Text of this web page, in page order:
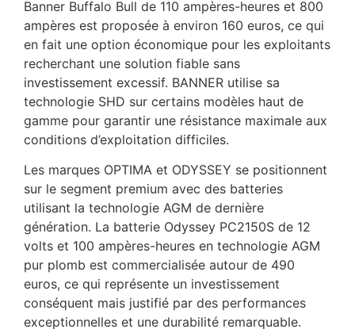
Banner Buffalo Bull de 110 ampères-heures et 800
ampères est proposée à environ 160 euros, ce qui
en fait une option économique pour les exploitants
recherchant une solution fiable sans
investissement excessif. BANNER utilise sa
technologie SHD sur certains modèles haut de
gamme pour garantir une résistance maximale aux
conditions d’exploitation difficiles.
Les marques OPTIMA et ODYSSEY se positionnent
sur le segment premium avec des batteries
utilisant la technologie AGM de dernière
génération. La batterie Odyssey PC2150S de 12
volts et 100 ampères-heures en technologie AGM
pur plomb est commercialisée autour de 490
euros, ce qui représente un investissement
conséquent mais justifié par des performances
exceptionnelles et une durabilité remarquable.